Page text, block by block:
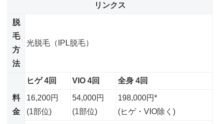
リンクス
脱
毛
方
法
光脱毛（IPL脱毛）
料
金
ヒゲ 4回 VIO 4回 全身 4回
16,200円
(1部位)
54,000円
(1部位)
198,000円*
(ヒゲ・VIO除く)